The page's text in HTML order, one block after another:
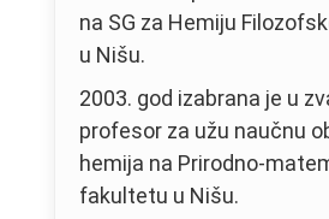
na SG za Hemiju
u Nišu.
2003. god izabrana je u
profesor za užu naučnu
hemija na Prirodno-
fakultetu u Nišu.